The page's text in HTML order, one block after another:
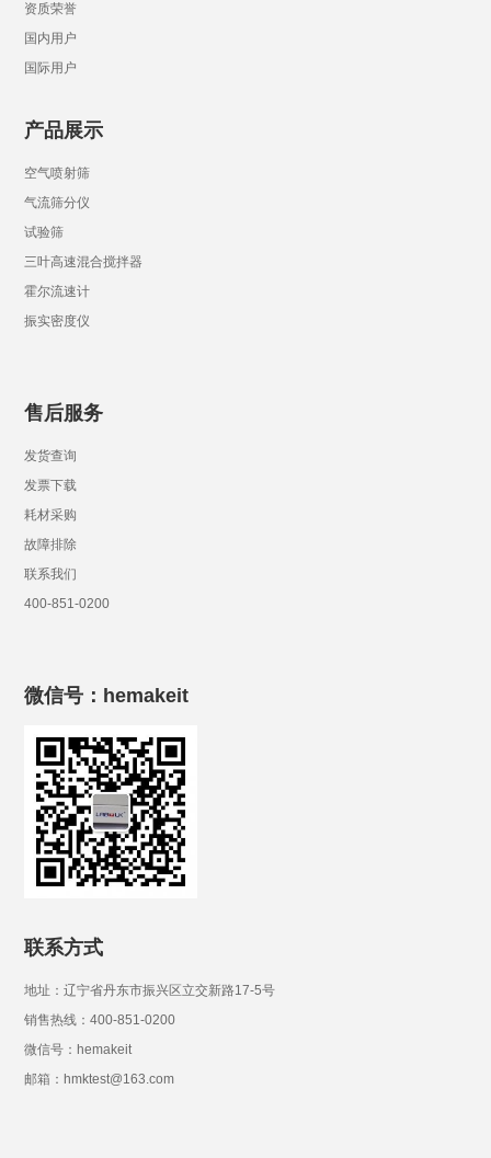
资质荣誉
国内用户
国际用户
产品展示
空气喷射筛
气流筛分仪
试验筛
三叶高速混合搅拌器
霍尔流速计
振实密度仪
售后服务
发货查询
发票下载
耗材采购
故障排除
联系我们
400-851-0200
微信号：hemakeit
联系方式
地址：辽宁省丹东市振兴区立交新路17-5号
销售热线：400-851-0200
微信号：hemakeit
邮箱：hmktest@163.com